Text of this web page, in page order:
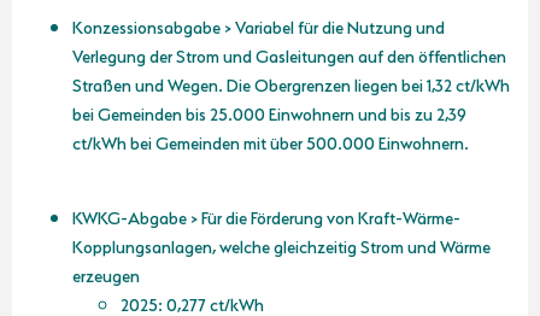
Konzessionsabgabe > Variabel für die Nutzung und
Verlegung der Strom und Gasleitungen auf den öffentlichen
Straßen und Wegen. Die Obergrenzen liegen bei 1,32 ct/kWh
bei Gemeinden bis 25.000 Einwohnern und bis zu 2,39
ct/kWh bei Gemeinden mit über 500.000 Einwohnern.
KWKG-Abgabe > Für die Förderung von Kraft-Wärme-
Kopplungsanlagen, welche gleichzeitig Strom und Wärme
erzeugen
2025: 0,277 ct/kWh